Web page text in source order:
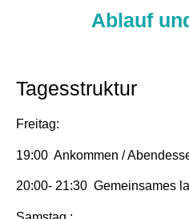
Ablauf
Tagesstruktur
Freitag:
19:00 Ankommen /
20:00- 21:30 Gemeinsames